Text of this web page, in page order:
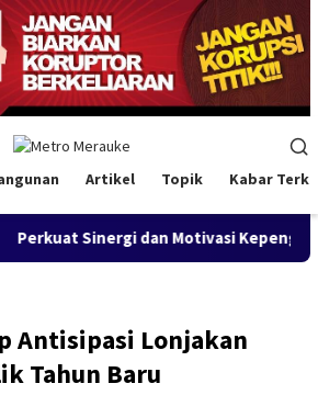
Artikel Topik Kabar
Sinergi dan Motivasi Kepengurusan,
Antisipasi Lonjakan
Tahun Baru